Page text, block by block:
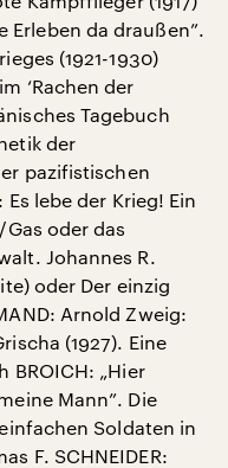
Erleben da draußen”.
(1921-1930)
‘Rachen der
Tagebuch
der
pazifistischen
lebe der Krieg! Ein
Gas oder das
Johannes R.
oder Der einzig
Arnold Zweig:
(1927). Eine
BROICH: „Hier
Mann”. Die
Soldaten in
F. SCHNEIDER: